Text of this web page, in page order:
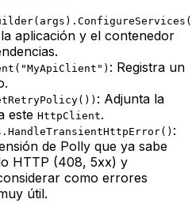
aplicación y el contenedor
: Registra un
: Adjunta la
este HttpClient.
:
de Polly que ya sabe
HTTP (408, 5xx) y
como errores
útil.